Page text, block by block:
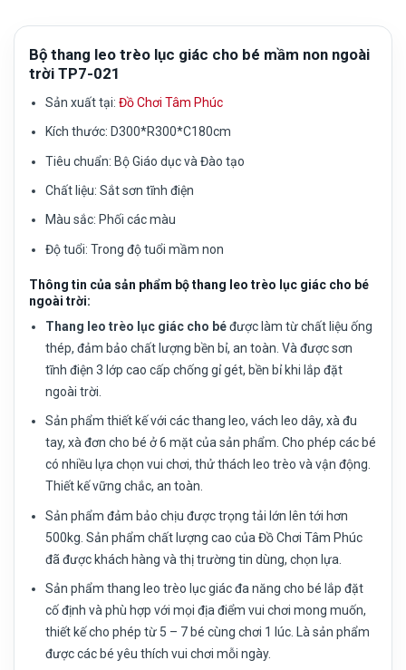
Bộ thang leo trèo lục giác cho bé mầm non ngoài
trời TP7-021
Sản xuất tại: Đồ Chơi Tâm Phúc
Kích thước: D300*R300*C180cm
Tiêu chuẩn: Bộ Giáo dục và Đào tạo
Chất liệu: Sắt sơn tĩnh điện
Màu sắc: Phối các màu
Độ tuổi: Trong độ tuổi mầm non
Thông tin của sản phẩm bộ thang leo trèo lục giác cho bé
ngoài trời:
Thang leo trèo lục giác cho béđược làm từ chất liệu ống
thép, đảm bảo chất lượng bền bỉ, an toàn. Và được sơn
tĩnh điện 3 lớp cao cấp chống gỉ gét, bền bỉ khi lắp đặt
ngoài trời.
Sản phẩm thiết kế với các thang leo, vách leo dây, xà đu
tay, xà đơn cho bé ở 6 mặt của sản phẩm. Cho phép các bé
có nhiều lựa chọn vui chơi, thử thách leo trèo và vận động.
Thiết kế vững chắc, an toàn.
Sản phẩm đảm bảo chịu được trọng tải lớn lên tới hơn
500kg. Sản phẩm chất lượng cao của Đồ Chơi Tâm Phúc
đã được khách hàng và thị trường tin dùng, chọn lựa.
Sản phẩm thang leo trèo lục giác đa năng cho bé lắp đặt
cố định và phù hợp với mọi địa điểm vui chơi mong muốn,
thiết kế cho phép từ 5 – 7 bé cùng chơi 1 lúc. Là sản phẩm
được các bé yêu thích vui chơi mỗi ngày.